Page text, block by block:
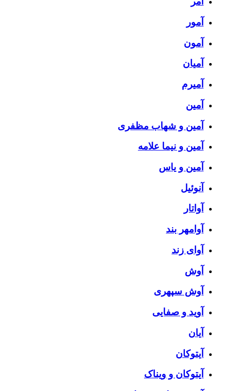
آمور
آمون
آمیان
آمیرم
آمین
آمین و شهاب مظفری
آمین و نیما علامه
آمین و یاس
آنوئیل
آواتار
آوامهر بند
آوای زند
آوش
آوش سپهری
آوید و صفایی
آیان
آیتوکان
آیتوکان و ویناک